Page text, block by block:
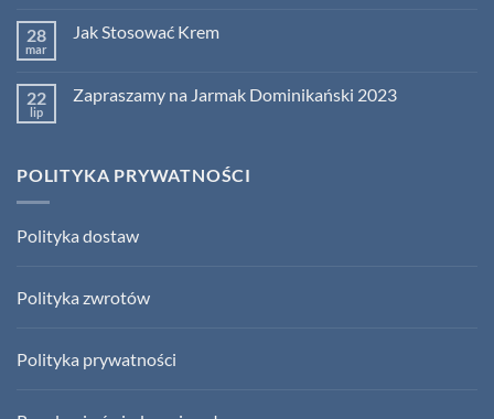
tylko
Dominika!
Spotkajmy
św.
Dominika
28
mar
Jak Stosować Krem
Jak
22
lip
Zapraszamy na Jarmak Dominikański 2023
na
POLITYKA PRYWATNOŚCI
Polityka dostaw
Polityka zwrotów
Polityka prywatności